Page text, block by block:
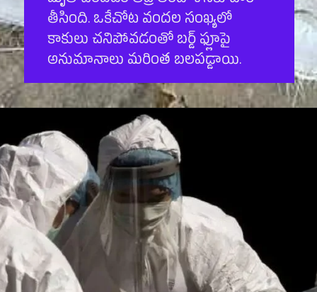
తీసింది. ఒకేచోట వందల సంఖ్యలో
కాకులు చనిపోవడంతో బర్డ్ ఫ్లూపై
అనుమానాలు మరింత బలపడ్డాయి.